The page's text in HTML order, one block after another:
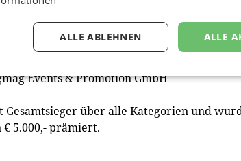
Wien
Events & Promotion GmbH
über alle Kategorien und
5.000,- prämiert.
ALLE
ALLE ABLEHNEN